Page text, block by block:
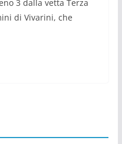
3 dalla vetta Terza
di Vivarini, che